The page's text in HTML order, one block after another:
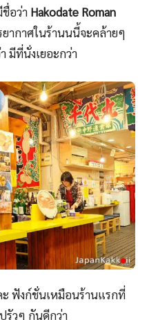
อว่า Hakodate Roman
ยากาศในร้านนนี้จะคล้ายๆ
มีที่นั่งเยอะกว่า
ะ ฟังก์ชั่นเหมือนร้านแรกที่
รัวๆ กันดีกว่า